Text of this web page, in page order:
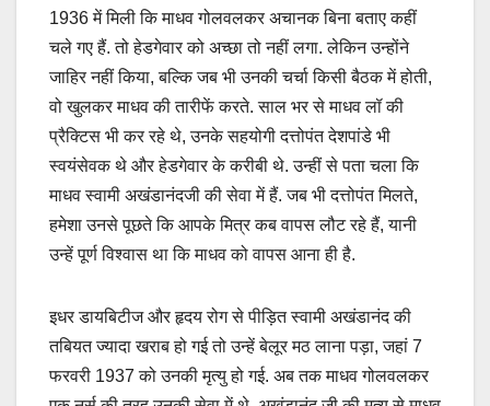
1936 में मिली कि माधव गोलवलकर अचानक बिना बताए कहीं
चले गए हैं. तो हेडगेवार को अच्छा तो नहीं लगा. लेकिन उन्होंने
जाहिर नहीं किया, बल्कि जब भी उनकी चर्चा किसी बैठक में होती,
वो खुलकर माधव की तारीफें करते. साल भर से माधव लॉ की
प्रैक्टिस भी कर रहे थे, उनके सहयोगी दत्तोपंत देशपांडे भी
स्वयंसेवक थे और हेडगेवार के करीबी थे. उन्हीं से पता चला कि
माधव स्वामी अखंडानंदजी की सेवा में हैं. जब भी दत्तोपंत मिलते,
हमेशा उनसे पूछते कि आपके मित्र कब वापस लौट रहे हैं, यानी
उन्हें पूर्ण विश्वास था कि माधव को वापस आना ही है.
इधर डायबिटीज और हृदय रोग से पीड़ित स्वामी अखंडानंद की
तबियत ज्यादा खराब हो गई तो उन्हें बेलूर मठ लाना पड़ा, जहां 7
फरवरी 1937 को उनकी मृत्यु हो गई. अब तक माधव गोलवलकर